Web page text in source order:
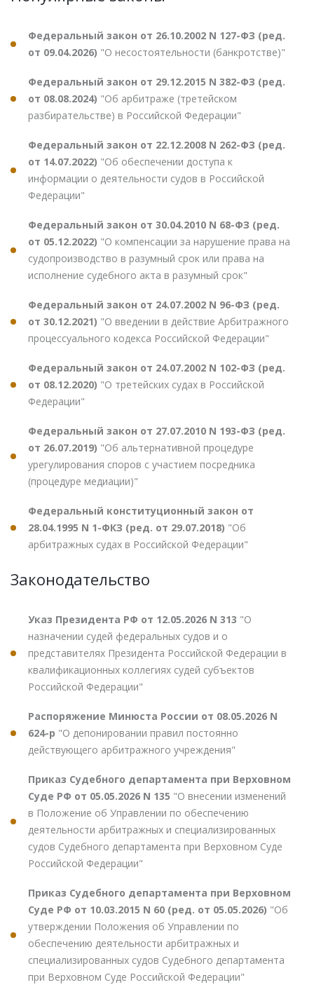
Федеральный закон от 26.10.2002 N 127-ФЗ (ред.
от 09.04.2026) "О несостоятельности (банкротстве)"
Федеральный закон от 29.12.2015 N 382-ФЗ (ред.
от 08.08.2024) "Об арбитраже (третейском
разбирательстве) в Российской Федерации"
Федеральный закон от 22.12.2008 N 262-ФЗ (ред.
от 14.07.2022) "Об обеспечении доступа к
информации о деятельности судов в Российской
Федерации"
Федеральный закон от 30.04.2010 N 68-ФЗ (ред.
от 05.12.2022) "О компенсации за нарушение права на
судопроизводство в разумный срок или права на
исполнение судебного акта в разумный срок"
Федеральный закон от 24.07.2002 N 96-ФЗ (ред.
от 30.12.2021) "О введении в действие Арбитражного
процессуального кодекса Российской Федерации"
Федеральный закон от 24.07.2002 N 102-ФЗ (ред.
от 08.12.2020) "О третейских судах в Российской
Федерации"
Федеральный закон от 27.07.2010 N 193-ФЗ (ред.
от 26.07.2019) "Об альтернативной процедуре
урегулирования споров с участием посредника
(процедуре медиации)"
Федеральный конституционный закон от
28.04.1995 N 1-ФКЗ (ред. от 29.07.2018) "Об
арбитражных судах в Российской Федерации"
Законодательство
Указ Президента РФ от 12.05.2026 N 313 "О
назначении судей федеральных судов и о
представителях Президента Российской Федерации в
квалификационных коллегиях судей субъектов
Российской Федерации"
Распоряжение Минюста России от 08.05.2026 N
624-р "О депонировании правил постоянно
действующего арбитражного учреждения"
Приказ Судебного департамента при Верховном
Суде РФ от 05.05.2026 N 135 "О внесении изменений
в Положение об Управлении по обеспечению
деятельности арбитражных и специализированных
судов Судебного департамента при Верховном Суде
Российской Федерации"
Приказ Судебного департамента при Верховном
Суде РФ от 10.03.2015 N 60 (ред. от 05.05.2026) "Об
утверждении Положения об Управлении по
обеспечению деятельности арбитражных и
специализированных судов Судебного департамента
при Верховном Суде Российской Федерации"